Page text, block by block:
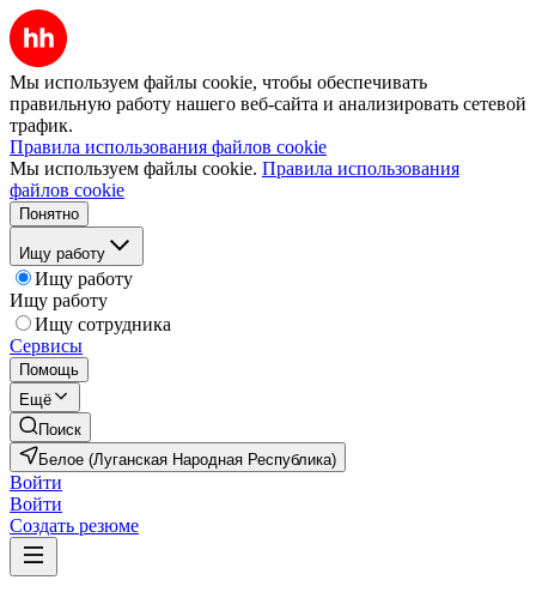
Мы используем файлы cookie, чтобы обеспечивать
правильную работу нашего веб-сайта и анализировать сетевой
трафик.
Правила использования файлов cookie
Мы используем файлы cookie. Правила использования
файлов cookie
Понятно
Ищу работу
Ищу работу
Ищу работу
Ищу сотрудника
Сервисы
Помощь
Ещё
Поиск
Белое (Луганская Народная Республика)
Войти
Войти
Создать резюме